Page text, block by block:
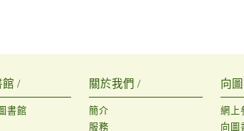
館 /
書館
關於我們 /
簡介
服務
向
網上
向